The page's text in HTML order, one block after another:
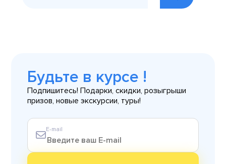
Будьте в курсе !
Подпишитесь! Подарки, скидки, розыгрыши
призов, новые экскурсии, туры!
E-mail